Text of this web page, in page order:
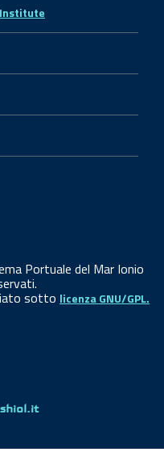
Portuale del Mar Ionio
sotto licenza GNU/GPL.